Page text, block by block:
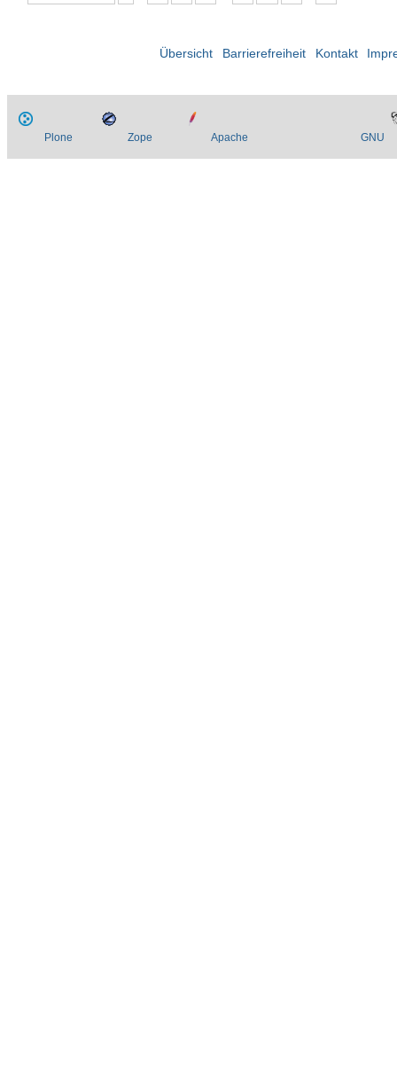
Übersicht Barrierefreiheit Kontakt
Plone Zope Apache GNU